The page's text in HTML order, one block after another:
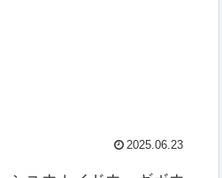
2025.06.23